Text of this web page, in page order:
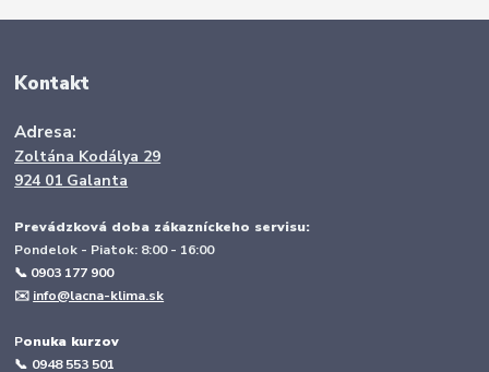
Kontakt
Adresa:
Zoltána Kodálya 29
924 01 Galanta
Prevádzková doba zákazníckeho servisu:
Pondelok - Piatok: 8:00 - 16:00
📞 0903 177 900
✉️ info@lacna-klima.sk
Ponuka kurzov
📞 0948 553 501